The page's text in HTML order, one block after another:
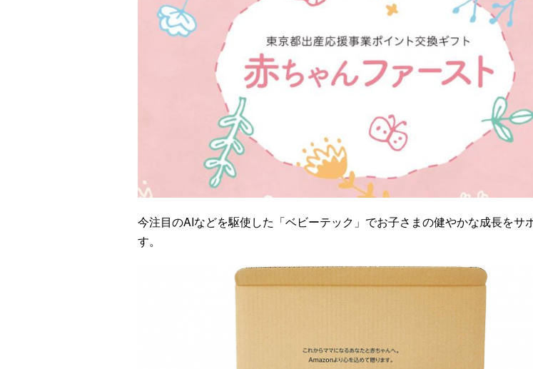
今注目のAIなどを駆使した「ベビーテック」でお子さまの健やかな成長をサ
す。